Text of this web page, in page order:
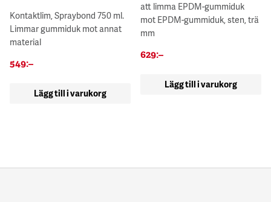
Kontaktlim, Spraybond 750 ml.
Limmar gummiduk mot annat
material
549:–
Lägg till i varukorg
att limma EPDM-gummiduk
mot EPDM-gummiduk, sten, trä
mm
629:–
Lägg till i varukorg